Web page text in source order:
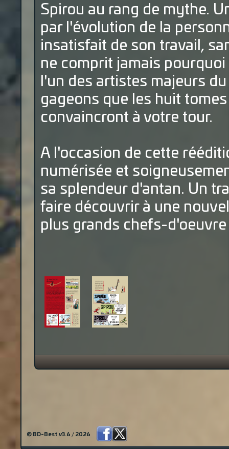
Spirou au rang de mythe.
par l'évolution de la
insatisfait de son travail,
ne comprit jamais
l'un des artistes majeurs
gageons que les huit
convaincront à votre tour.
A l'occasion de cette
numérisée et
sa splendeur d'antan. Un
faire découvrir à une
plus grands chefs-
© BD-Best v3.6 / 2026